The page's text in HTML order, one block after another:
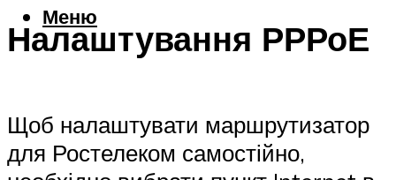
Меню
Налаштування РРРоЕ
Щоб налаштувати маршрутизатор
для Ростелеком самостійно,